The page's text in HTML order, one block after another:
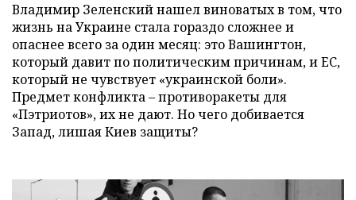
Владимир Зеленский нашел виноватых в том, что
жизнь на Украине стала гораздо сложнее и
опаснее всего за один месяц: это Вашингтон,
который давит по политическим причинам, и ЕС,
который не чувствует «украинской боли».
Предмет конфликта – противоракеты для
«Пэтриотов», их не дают. Но чего добивается
Запад, лишая Киев защиты?